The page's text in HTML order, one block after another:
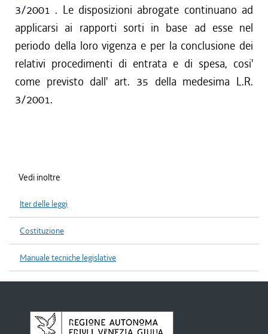
3/2001 . Le disposizioni abrogate continuano ad
applicarsi ai rapporti sorti in base ad esse nel
periodo della loro vigenza e per la conclusione dei
relativi procedimenti di entrata e di spesa, cosi'
come previsto dall' art. 35 della medesima L.R.
3/2001.
Vedi inoltre
Iter delle leggi
Costituzione
Manuale tecniche legislative